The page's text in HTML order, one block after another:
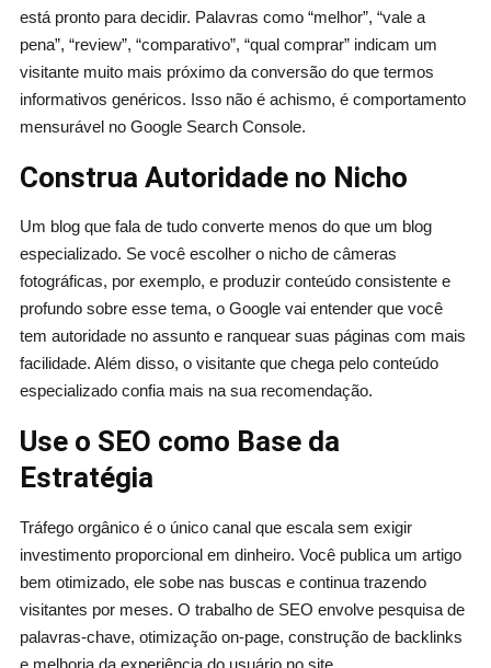
está pronto para decidir. Palavras como “melhor”, “vale a
pena”, “review”, “comparativo”, “qual comprar” indicam um
visitante muito mais próximo da conversão do que termos
informativos genéricos. Isso não é achismo, é comportamento
mensurável no Google Search Console.
Construa Autoridade no Nicho
Um blog que fala de tudo converte menos do que um blog
especializado. Se você escolher o nicho de câmeras
fotográficas, por exemplo, e produzir conteúdo consistente e
profundo sobre esse tema, o Google vai entender que você
tem autoridade no assunto e ranquear suas páginas com mais
facilidade. Além disso, o visitante que chega pelo conteúdo
especializado confia mais na sua recomendação.
Use o SEO como Base da
Estratégia
Tráfego orgânico é o único canal que escala sem exigir
investimento proporcional em dinheiro. Você publica um artigo
bem otimizado, ele sobe nas buscas e continua trazendo
visitantes por meses. O trabalho de SEO envolve pesquisa de
palavras-chave, otimização on-page, construção de backlinks
e melhoria da experiência do usuário no site.